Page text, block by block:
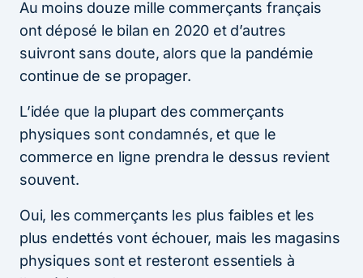
Au moins douze mille commerçants français
ont déposé le bilan en 2020 et d’autres
suivront sans doute, alors que la pandémie
continue de se propager.
L’idée que la plupart des commerçants
physiques sont condamnés, et que le
commerce en ligne prendra le dessus revient
souvent.
Oui, les commerçants les plus faibles et les
plus endettés vont échouer, mais les magasins
physiques sont et resteront essentiels à